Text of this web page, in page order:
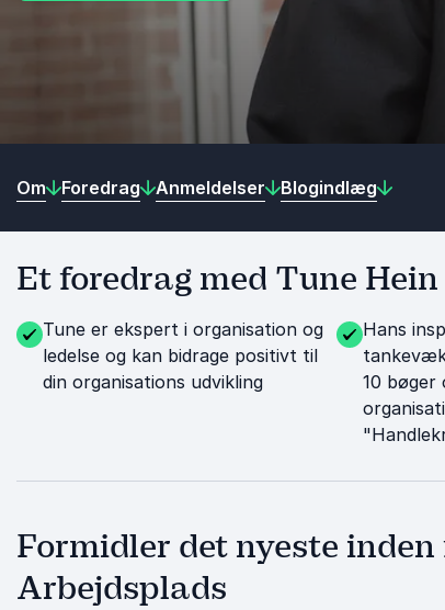
Om Foredrag Anmeldelser Blogindlæg
Et foredrag med Tune
Tune er ekspert i organisation og
ledelse og kan bidrage positivt til
din organisations udvikling
Hans
10 bøger
Formidler det nyeste
Arbejdsplads